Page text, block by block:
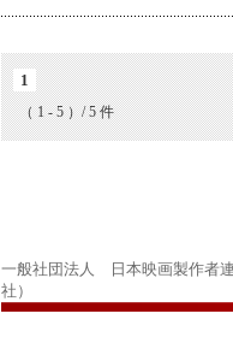
1
（ 1 - 5 ）/ 5 件
一般社団法人 日本映画製作者
社）